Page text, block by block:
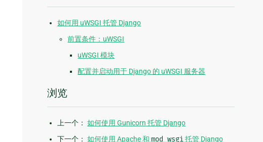
如何用 uWSGI 托管 Django
前置条件：uWSGI
uWSGI 模块
配置并启动用于 Django 的 uWSGI 服务器
浏览
上一个：如何使用 Gunicorn 托管 Django
下一个：如何使用 Apache 和mod_wsgi托管 Django